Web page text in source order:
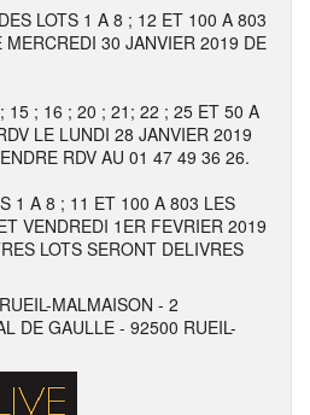
LOTS 1 A 8 ; 12 ET 100 A 803
30 JANVIER 2019 DE
15 ; 16 ; 20 ; 21; 22 ; 25 ET 50 A
LE LUNDI 28 JANVIER 2019
RDV AU 01 47 49 36 26.
1 A 8 ; 11 ET 100 A 803 LES
VENDREDI 1ER FEVRIER 2019
LOTS SERONT DELIVRES
MALMAISON - 2
DE GAULLE - 92500 RUEIL-